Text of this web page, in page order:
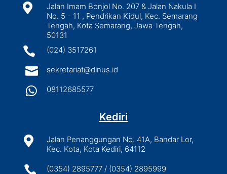

Jalan Imam Bonjol No. 207 & Jalan Nakula I
No. 5 - 11 , Pendrikan Kidul, Kec. Semarang
Tengah, Kota Semarang, Jawa Tengah,
50131
 (024) 3517261
 sekretariat@dinus.id
 08112685577
Kediri

Jalan Penanggungan No. 41A, Bandar Lor,
Kec. Kota, Kota Kediri, 64112
 (0354) 2895777 / (0354) 2895999